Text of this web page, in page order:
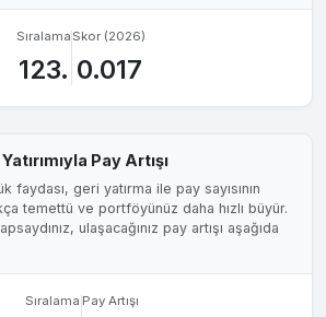
Sıralama
123.
Skor (2026)
0.017
Pay Artışı
faydası, geri yatırma ile pay sayısının
temettü ve portföyünüz daha hızlı büyür.
ulaşacağınız pay artışı aşağıda
Sıralama Pay Artışı